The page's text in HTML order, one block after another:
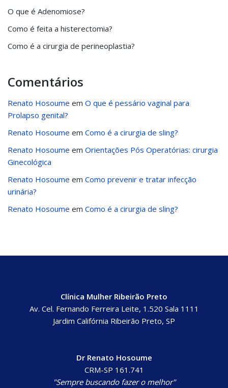
O que é Adenomiose?
Como é feita a histerectomia?
Como é a cirurgia de perineoplastia?
Comentários
Renato Hosoume em O que é pessário vaginal para
Prolapso genital?
Renato Hosoume em Como é a cirurgia de sling?
Renato Hosoume em Orientações Pós Operatórias: cirurgia
Ginecológica
Renato Hosoume em Como prevenir e tratar infecção
urinária?
Renato Hosoume em Como é a cirurgia de sling?
Clínica Mulher Ribeirão Preto
Av. Cel. Fernando Ferreira Leite, 1.520 Sala 1111
Jardim Califórnia Ribeirão Preto, SP
Dr Renato Hosoume
CRM-SP 161.741
"Sempre buscando fazer o melhor"